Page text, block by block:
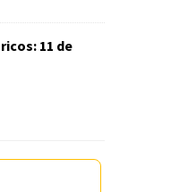
11 de